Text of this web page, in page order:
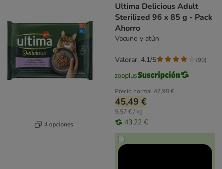
4 opciones
Ultima Delicious Adult
Sterilized 96 x 85 g - Pack
Ahorro
Vacuno y atún
Precio normal47,98 €
45,49 €
5,57 € / kg
43,22 €
Valorar: 4.1/5 (90)